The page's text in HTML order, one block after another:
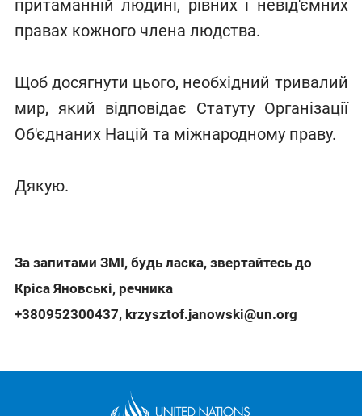
притаманній людині, рівних і невід'ємних
правах кожного члена людства.
Щоб досягнути цього, необхідний тривалий
мир, який відповідає Статуту Організації
Об'єднаних Націй та міжнародному праву.
Дякую.
За запитами ЗМІ, будь ласка, звертайтесь до
Кріса Яновські, речника
+380952300437, krzysztof.janowski@un.org